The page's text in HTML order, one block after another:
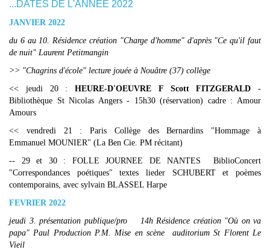
...DATES DE L'ANNÉE 2022
JANVIER 2022
du 6 au 10. Résidence création "Charge d'homme" d'après "Ce qu'il faut
de nuit" Laurent Petitmangin
>> "Chagrins d'école" lecture jouée à Nouâtre (37) collège
<< jeudi 20 : HEURE-D'OEUVRE F Scott FITZGERALD -
Bibliothèque St Nicolas Angers - 15h30 (réservation) cadre : Amour
Amours
<< vendredi 21 : Paris Collège des Bernardins "Hommage à
Emmanuel MOUNIER" (La Ben Cie. PM récitant)
-- 29 et 30 : FOLLE JOURNEE DE NANTES BiblioConcert
"Correspondances poétiques" textes lieder SCHUBERT et poèmes
contemporains, avec sylvain BLASSEL Harpe
FEVRIER 2022
jeudi 3. présentation publique/pro 14h Résidence création "Où on va
papa" Paul Production P.M. Mise en scène auditorium St Florent Le
Vieil